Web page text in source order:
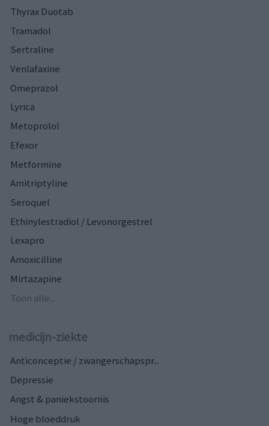
Thyrax Duotab
Tramadol
Sertraline
Venlafaxine
Omeprazol
Lyrica
Metoprolol
Efexor
Metformine
Amitriptyline
Seroquel
Ethinylestradiol / Levonorgestrel
Lexapro
Amoxicilline
Mirtazapine
Toon alle...
medicijn-ziekte
Anticonceptie / zwangerschapspr...
Depressie
Angst & paniekstoornis
Hoge bloeddruk